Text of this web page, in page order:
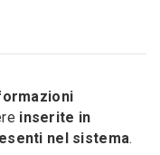
inserite in
nel sistema.